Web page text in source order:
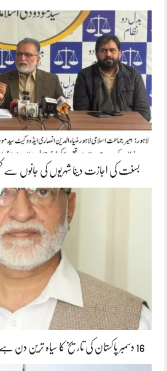
بسنت کی اجازت دینا شہریوں کی جانوں
16 دسمبر پاکستان کی تاریخ کا سیاہ ترین دن ہے — امیر جماعتِ اسلامی…